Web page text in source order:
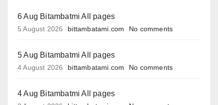
6 Aug Bitambatmi All pages
5 August 2026 bittambatami.com No comments
5 Aug Bitambatmi All pages
4 August 2026 bittambatami.com No comments
4 Aug Bitambatmi All pages